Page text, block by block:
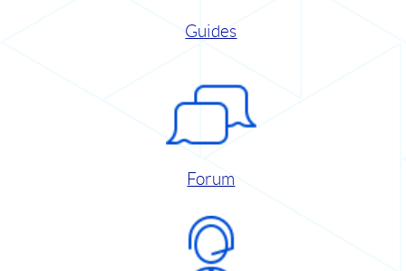
Guides
Forum